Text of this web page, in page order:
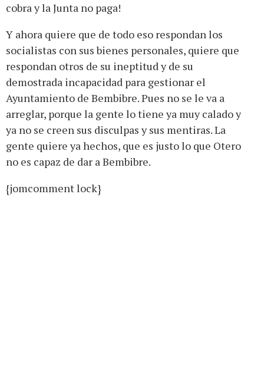
cobra y la Junta no paga!
Y ahora quiere que de todo eso respondan los
socialistas con sus bienes personales, quiere que
respondan otros de su ineptitud y de su
demostrada incapacidad para gestionar el
Ayuntamiento de Bembibre. Pues no se le va a
arreglar, porque la gente lo tiene ya muy calado y
ya no se creen sus disculpas y sus mentiras. La
gente quiere ya hechos, que es justo lo que Otero
no es capaz de dar a Bembibre.
{jomcomment lock}